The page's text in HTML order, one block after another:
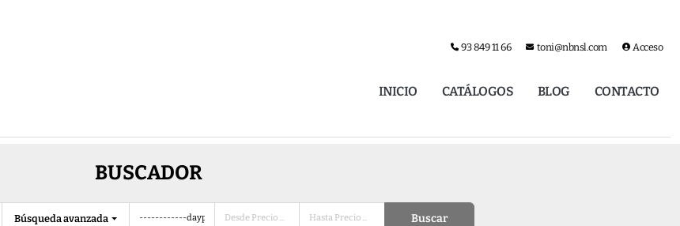
93 849 11 66 toni@nbnsl.com Acceso
INICIO CATÁLOGOS BLOG CONTACTO
BUSCADOR
Búsqueda avanzada Buscar